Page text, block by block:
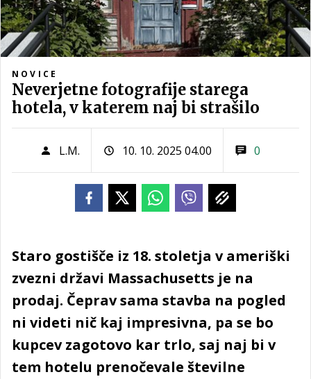
NOVICE
Neverjetne fotografije starega
hotela, v katerem naj bi strašilo
L.M. 10. 10. 2025 04.00 0
Staro gostišče iz 18. stoletja v ameriški
zvezni državi Massachusetts je na
prodaj. Čeprav sama stavba na pogled
ni videti nič kaj impresivna, pa se bo
kupcev zagotovo kar trlo, saj naj bi v
tem hotelu prenočevale številne